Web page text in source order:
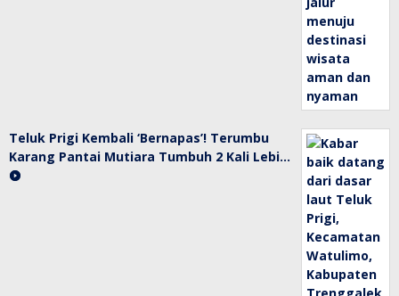
Teluk Prigi Kembali ‘Bernapas’! Terumbu
Karang Pantai Mutiara Tumbuh 2 Kali Lebi…